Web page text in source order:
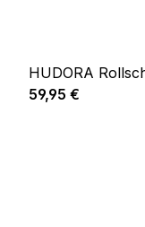
HUDORA
Regulärer Preis:
59,95 €